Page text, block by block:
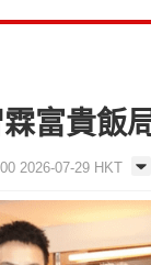
富貴飯
2026-07-29 HKT